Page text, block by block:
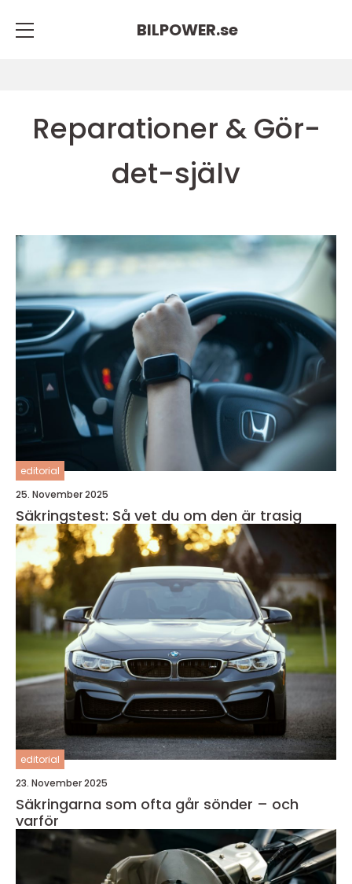
BILPOWER.se
Reparationer & Gör-
det-själv
editorial
25. November 2025
Säkringstest: Så vet du om den är trasig
editorial
23. November 2025
Säkringarna som ofta går sönder – och
varför